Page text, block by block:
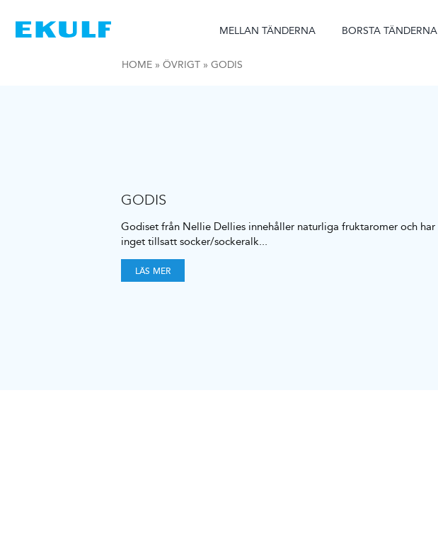
content
MELLAN TÄNDERNA BORSTA TÄNDERNA
HOME» ÖVRIGT» GODIS
GODIS
Godiset från Nellie Dellies innehåller naturliga fruktaromer och har
inget tillsatt socker/sockeralk...
LÄS MER